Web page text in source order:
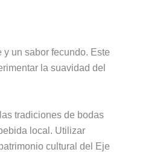
un sabor fecundo. Este
la suavidad del
tradiciones de bodas
local. Utilizar
cultural del Eje